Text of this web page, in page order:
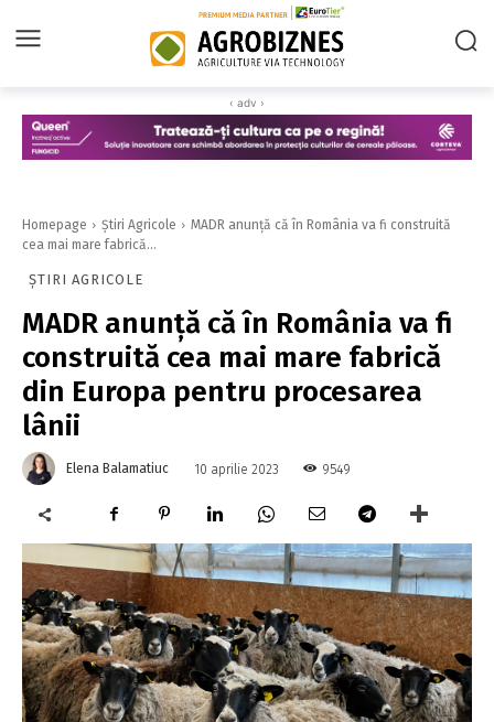
‹ adv ›
Homepage Știri Agricole
MADR anunță că în România va fi construită
cea mai mare fabrică...
ȘTIRI AGRICOLE
MADR anunță că în România va fi
construită cea mai mare fabrică
din Europa pentru procesarea
lânii
Elena Balamatiuc 10 aprilie 2023 9549